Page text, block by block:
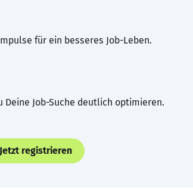
für ein besseres Job-Leben.
Job-Suche deutlich optimieren.
Jetzt registrieren